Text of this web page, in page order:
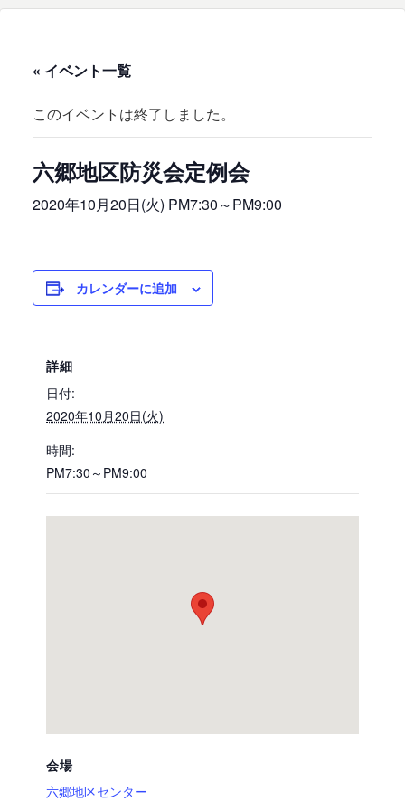
« イベント一覧
このイベントは終了しました。
六郷地区防災会定例会
2020年10月20日(火) PM7:30～PM9:00
カレンダーに追加
詳細
日付:
2020年10月20日(火)
時間:
PM7:30～PM9:00
会場
六郷地区センター